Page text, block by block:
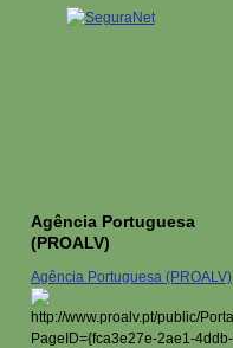
Agência Portuguesa
(PROALV)
Agência Portuguesa (PROALV)